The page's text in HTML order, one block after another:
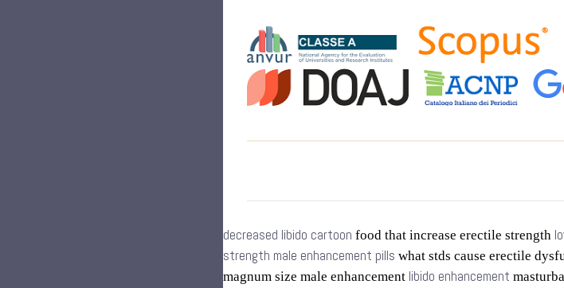
decreased libido cartoon food that increase erectile strength
strength male enhancement pills what stds cause erectile
magnum size male enhancement libido enhancement